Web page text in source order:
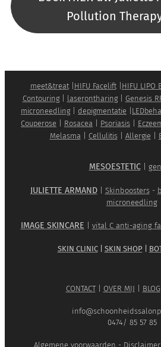
Pollution
meet&treat| HIFU Facelift| HIFU LIPO
Contouring| laserontharing| Genesis
microneedling| depigmentatie
Couperose
Rosacea Psoriasis
Melasma
Cellulitis| Allergie
MESOESTETIC|
JULIETTE ARMAND| Skinboosters-
microneedling
IMAGE SKINCARE vital C anti-aging
SKIN CLINIC| SKIN SHOP
CONTACT| OVER MIJ BLOG
0474/ 85 57 85
Algemene voorwaarden - Disclaimer